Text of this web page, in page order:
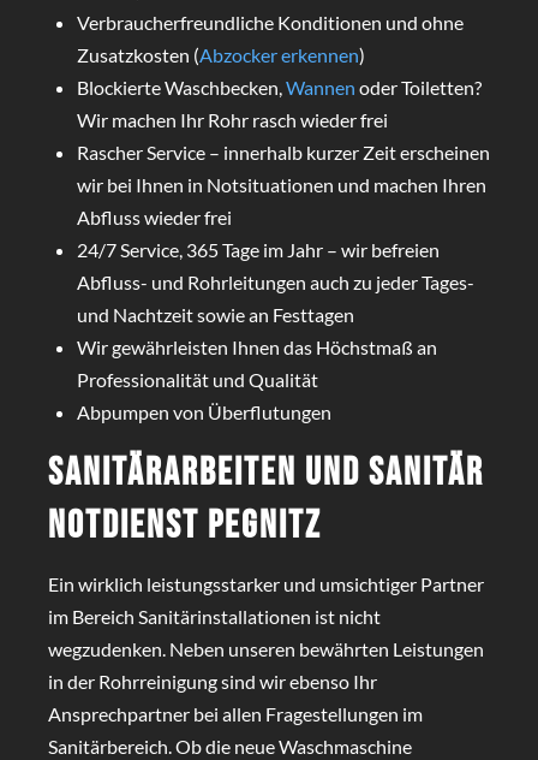
Verbraucherfreundliche Konditionen und ohne
Zusatzkosten (Abzocker erkennen)
Blockierte Waschbecken, Wannen oder Toiletten?
Wir machen Ihr Rohr rasch wieder frei
Rascher Service – innerhalb kurzer Zeit erscheinen
wir bei Ihnen in Notsituationen und machen Ihren
Abfluss wieder frei
24/7 Service, 365 Tage im Jahr – wir befreien
Abfluss- und Rohrleitungen auch zu jeder Tages-
und Nachtzeit sowie an Festtagen
Wir gewährleisten Ihnen das Höchstmaß an
Professionalität und Qualität
Abpumpen von Überflutungen
Sanitärarbeiten und Sanitär
Notdienst Pegnitz
Ein wirklich leistungsstarker und umsichtiger Partner
im Bereich Sanitärinstallationen ist nicht
wegzudenken. Neben unseren bewährten Leistungen
in der Rohrreinigung sind wir ebenso Ihr
Ansprechpartner bei allen Fragestellungen im
Sanitärbereich. Ob die neue Waschmaschine